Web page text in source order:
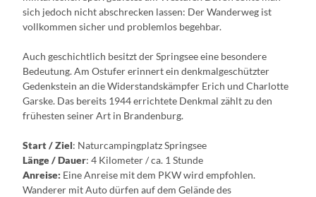
sich jedoch nicht abschrecken lassen: Der Wanderweg ist
vollkommen sicher und problemlos begehbar.
Auch geschichtlich besitzt der Springsee eine besondere
Bedeutung. Am Ostufer erinnert ein denkmalgeschützter
Gedenkstein an die Widerstandskämpfer Erich und Charlotte
Garske. Das bereits 1944 errichtete Denkmal zählt zu den
frühesten seiner Art in Brandenburg.
Start / Ziel: Naturcampingplatz Springsee
Länge / Dauer: 4 Kilometer / ca. 1 Stunde
Anreise: Eine Anreise mit dem PKW wird empfohlen.
Wanderer mit Auto dürfen auf dem Gelände des